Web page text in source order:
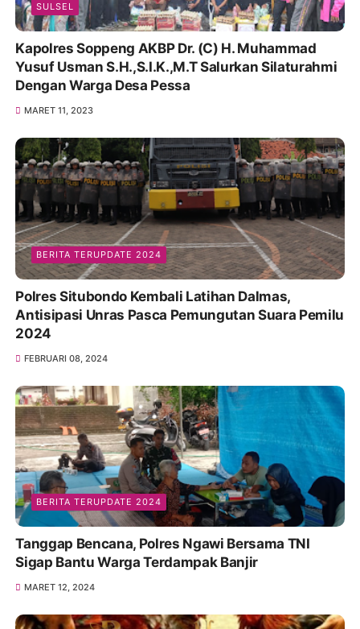
SULSEL
Kapolres Soppeng AKBP Dr. (C) H. Muhammad
Yusuf Usman S.H.,S.I.K.,M.T Salurkan Silaturahmi
Dengan Warga Desa Pessa
MARET 11, 2023
BERITA TERUPDATE 2024
Polres Situbondo Kembali Latihan Dalmas,
Antisipasi Unras Pasca Pemungutan Suara Pemilu
2024
FEBRUARI 08, 2024
BERITA TERUPDATE 2024
Tanggap Bencana, Polres Ngawi Bersama TNI
Sigap Bantu Warga Terdampak Banjir
MARET 12, 2024